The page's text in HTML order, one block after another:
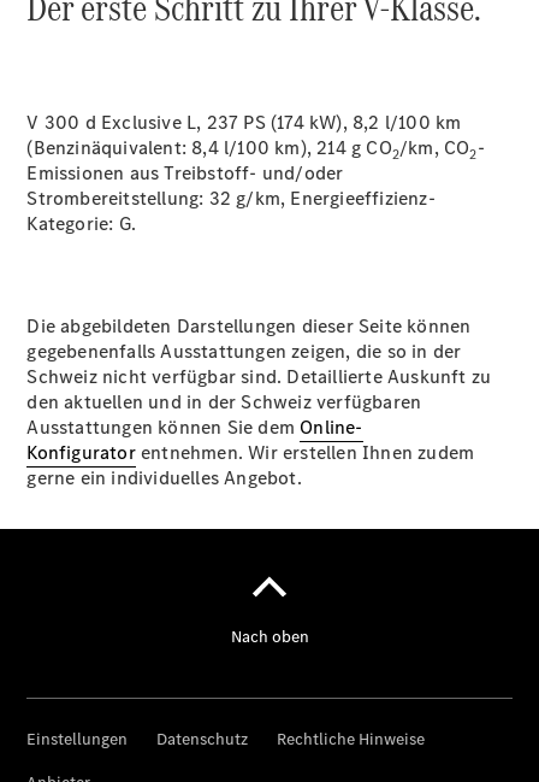
Standort &
Kontaktformular
Servicetermin
buchen
Anbieter/Datenschutz
V 300 d Exclusive L, 237 PS (174 kW), 8,2 l/100 km
(Benzinäquivalent: 8,4 l/100 km), 214 g CO2/km, CO2-
Emissionen aus Treibstoff- und/oder
Strombereitstellung: 32 g/km, Energieeffizienz-
Kategorie: G.
Die abgebildeten Darstellungen dieser Seite können
gegebenenfalls Ausstattungen zeigen, die so in der
Schweiz nicht verfügbar sind. Detaillierte Auskunft zu
den aktuellen und in der Schweiz verfügbaren
Ausstattungen können Sie dem Online-
Konfiguratorentnehmen. Wir erstellen Ihnen zudem
gerne ein individuelles Angebot.